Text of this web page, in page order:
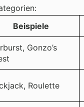
Beispiele
Gonzo’s
Roulette